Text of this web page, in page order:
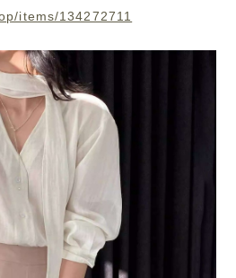
items/134272711